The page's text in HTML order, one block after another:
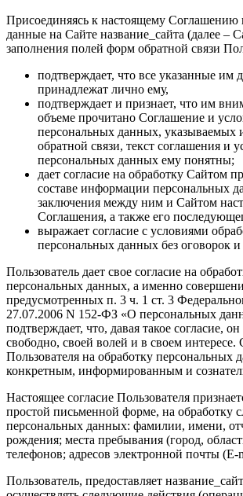
Присоединяясь к настоящему Соглашению
данные на Сайте название_сайта (далее –
заполнения полей форм обратной связи
подтверждает, что все указанные им
принадлежат лично ему,
подтверждает и признает, что им
объеме прочитано Соглашение и
персональных данных, указываемых
обратной связи, текст соглашения и
персональных данных ему понятны;
дает согласие на обработку Сайтом
составе информации персональных
заключения между ним и Сайтом
Соглашения, а также его
выражает согласие с условиями
персональных данных без оговорок
Пользователь дает свое согласие на
персональных данных, а именно
предусмотренных п. 3 ч. 1 ст. 3
27.07.2006 N 152-ФЗ «О персональных
подтверждает, что, давая такое согласие, он
свободно, своей волей и в своем интересе.
Пользователя на обработку персональных
конкретным, информированным и
Настоящее согласие Пользователя
простой письменной форме, на обработку
персональных данных: фамилии, имени,
рождения; места пребывания (город,
телефонов; адресов электронной почты (E-
Пользователь, предоставляет